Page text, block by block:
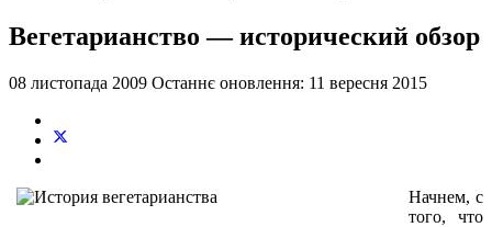
Вегетарианство — исторический обзор
08 листопада 2009 Останнє оновлення: 11 вересня 2015
Начнем, с
того, что